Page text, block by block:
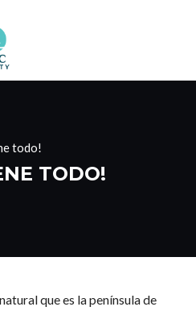
todo!
TODO!
que es la península de